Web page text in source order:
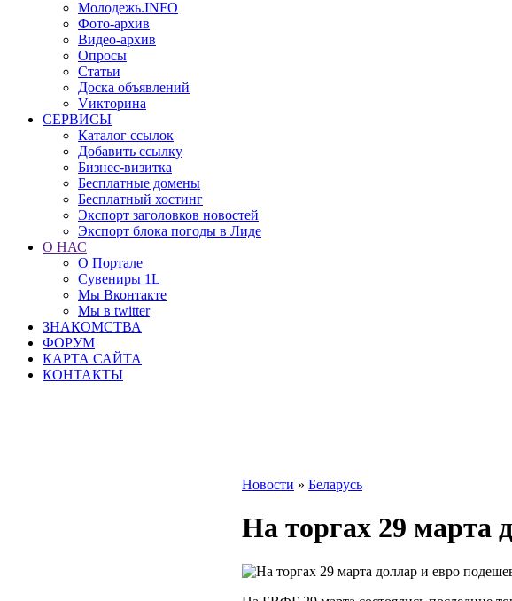
Молодежь.INFO
Фото-архив
Видео-архив
Опросы
Статьи
Доска объявлений
Vикторина
СЕРВИСЫ
Каталог ссылок
Добавить ссылку
Бизнес-визитка
Бесплатные домены
Бесплатный хостинг
Экспорт заголовков новостей
Экспорт блока погоды в Лиде
О НАС
О Портале
Сувениры 1L
Мы Вконтакте
Мы в twitter
ЗНАКОМСТВА
ФОРУМ
КАРТА САЙТА
КОНТАКТЫ
Новости » Беларусь
На торгах 29 марта